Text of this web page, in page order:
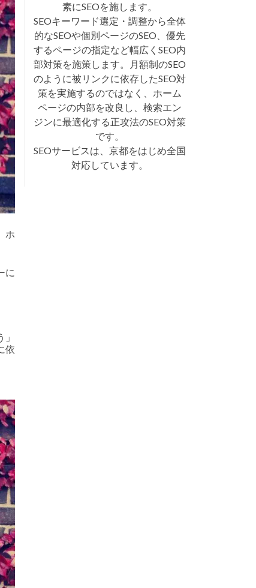
ホ
に
依
素にSEOを施します。
SEOキーワード選定・調整から全体
的なSEOや個別ページのSEO、優先
するページの指定など幅広くSEO内
部対策を施策します。月額制のSEO
のように被リンクに依存したSEO対
策を実施するのではなく、ホーム
ページの内部を改良し、検索エン
ジンに最適化する正攻法のSEO対策
です。
SEOサービスは、京都をはじめ全国
対応しています。